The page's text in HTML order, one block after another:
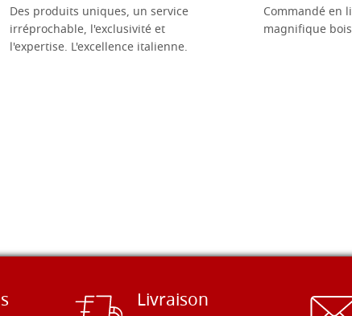
Des produits uniques, un service
irréprochable, l'exclusivité et
l'expertise. L'excellence italienne.
Commandé en
magnifique
Livraison